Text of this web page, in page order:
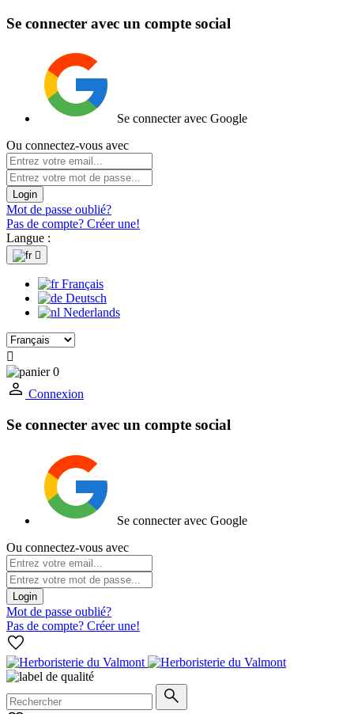
Se connecter avec un compte social
Se connecter avec Google
Ou connectez-vous avec
Login
Mot de passe oublié?
Pas de compte? Créer une!
Langue :

Français
Deutsch
Nederlands

0
Connexion
Se connecter avec un compte social
Se connecter avec Google
Ou connectez-vous avec
Login
Mot de passe oublié?
Pas de compte? Créer une!